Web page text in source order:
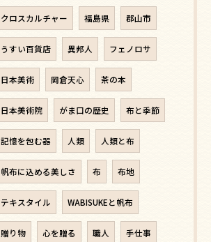
クロスカルチャー 福島県 郡山市
うすい百貨店 異邦人 フェノロサ
日本美術 岡倉天心 茶の本
日本美術院 がま口の歴史 布と季節
記憶を包む器 人類 人類と布
帆布に込める美しさ 布 布地
テキスタイル WABISUKEと帆布
贈り物 心を贈る 職人 手仕事